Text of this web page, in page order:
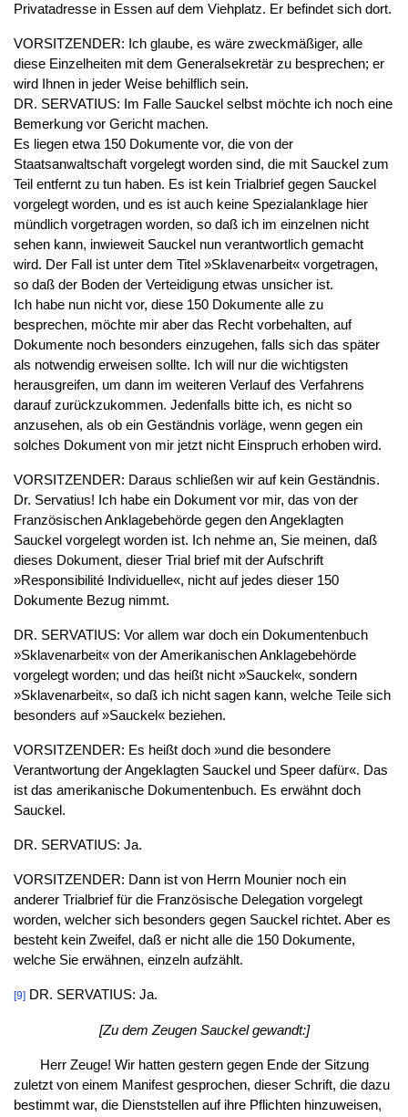
Privatadresse in Essen auf dem Viehplatz. Er befindet sich dort.
VORSITZENDER: Ich glaube, es wäre zweckmäßiger, alle
diese Einzelheiten mit dem Generalsekretär zu besprechen; er
wird Ihnen in jeder Weise behilflich sein.
DR. SERVATIUS: Im Falle Sauckel selbst möchte ich noch eine
Bemerkung vor Gericht machen.
Es liegen etwa 150 Dokumente vor, die von der
Staatsanwaltschaft vorgelegt worden sind, die mit Sauckel zum
Teil entfernt zu tun haben. Es ist kein Trialbrief gegen Sauckel
vorgelegt worden, und es ist auch keine Spezialanklage hier
mündlich vorgetragen worden, so daß ich im einzelnen nicht
sehen kann, inwieweit Sauckel nun verantwortlich gemacht
wird. Der Fall ist unter dem Titel »Sklavenarbeit« vorgetragen,
so daß der Boden der Verteidigung etwas unsicher ist.
Ich habe nun nicht vor, diese 150 Dokumente alle zu
besprechen, möchte mir aber das Recht vorbehalten, auf
Dokumente noch besonders einzugehen, falls sich das später
als notwendig erweisen sollte. Ich will nur die wichtigsten
herausgreifen, um dann im weiteren Verlauf des Verfahrens
darauf zurückzukommen. Jedenfalls bitte ich, es nicht so
anzusehen, als ob ein Geständnis vorläge, wenn gegen ein
solches Dokument von mir jetzt nicht Einspruch erhoben wird.
VORSITZENDER: Daraus schließen wir auf kein Geständnis.
Dr. Servatius! Ich habe ein Dokument vor mir, das von der
Französischen Anklagebehörde gegen den Angeklagten
Sauckel vorgelegt worden ist. Ich nehme an, Sie meinen, daß
dieses Dokument, dieser Trial brief mit der Aufschrift
»Responsibilité Individuelle«, nicht auf jedes dieser 150
Dokumente Bezug nimmt.
DR. SERVATIUS: Vor allem war doch ein Dokumentenbuch
»Sklavenarbeit« von der Amerikanischen Anklagebehörde
vorgelegt worden; und das heißt nicht »Sauckel«, sondern
»Sklavenarbeit«, so daß ich nicht sagen kann, welche Teile sich
besonders auf »Sauckel« beziehen.
VORSITZENDER: Es heißt doch »und die besondere
Verantwortung der Angeklagten Sauckel und Speer dafür«. Das
ist das amerikanische Dokumentenbuch. Es erwähnt doch
Sauckel.
DR. SERVATIUS: Ja.
VORSITZENDER: Dann ist von Herrn Mounier noch ein
anderer Trialbrief für die Französische Delegation vorgelegt
worden, welcher sich besonders gegen Sauckel richtet. Aber es
besteht kein Zweifel, daß er nicht alle die 150 Dokumente,
welche Sie erwähnen, einzeln aufzählt.
[9]DR. SERVATIUS: Ja.
[Zu dem Zeugen Sauckel gewandt:]
Herr Zeuge! Wir hatten gestern gegen Ende der Sitzung
zuletzt von einem Manifest gesprochen, dieser Schrift, die dazu
bestimmt war, die Dienststellen auf ihre Pflichten hinzuweisen,